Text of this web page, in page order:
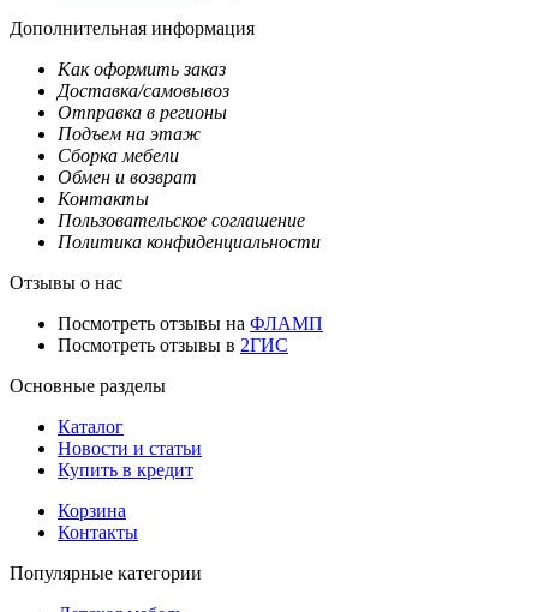
Дополнительная информация
Как оформить заказ
Доставка/самовывоз
Отправка в регионы
Подъем на этаж
Сборка мебели
Обмен и возврат
Контакты
Пользовательское соглашение
Политика конфиденциальности
Отзывы о нас
Посмотреть отзывы на ФЛАМП
Посмотреть отзывы в 2ГИС
Основные разделы
Каталог
Новости и статьи
Купить в кредит
Корзина
Контакты
Популярные категории